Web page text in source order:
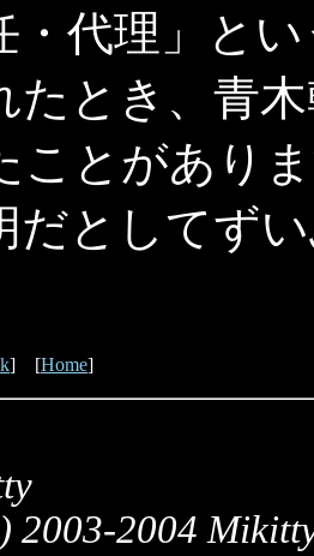
理」とい
たとき、青
ことがあり
だとしてず
] [Home]
2003-2004